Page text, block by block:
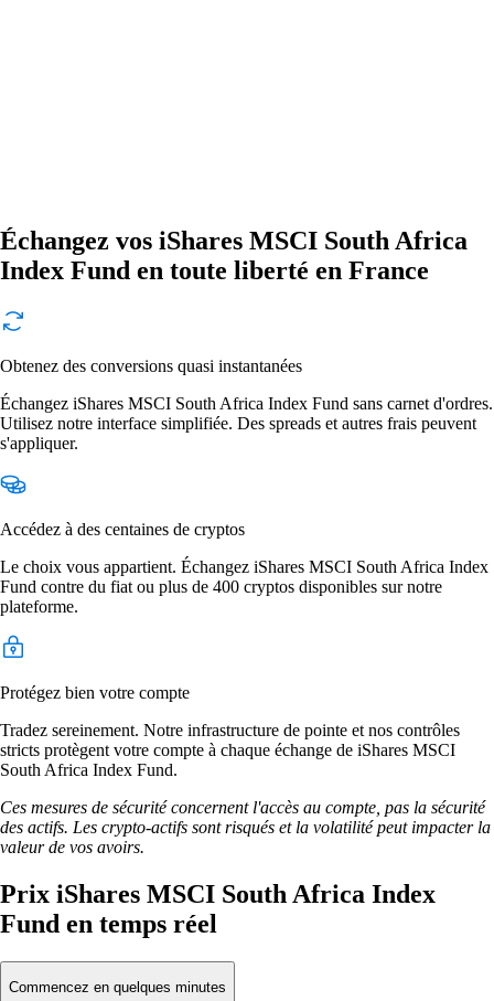
Échangez vos iShares MSCI South Africa
Index Fund en toute liberté en France
Obtenez des conversions quasi instantanées
Échangez iShares MSCI South Africa Index Fund sans carnet d'ordres.
Utilisez notre interface simplifiée. Des spreads et autres frais peuvent
s'appliquer.
Accédez à des centaines de cryptos
Le choix vous appartient. Échangez iShares MSCI South Africa Index
Fund contre du fiat ou plus de 400 cryptos disponibles sur notre
plateforme.
Protégez bien votre compte
Tradez sereinement. Notre infrastructure de pointe et nos contrôles
stricts protègent votre compte à chaque échange de iShares MSCI
South Africa Index Fund.
Ces mesures de sécurité concernent l'accès au compte, pas la sécurité
des actifs. Les crypto-actifs sont risqués et la volatilité peut impacter la
valeur de vos avoirs.
Prix iShares MSCI South Africa Index
Fund en temps réel
Commencez en quelques minutes